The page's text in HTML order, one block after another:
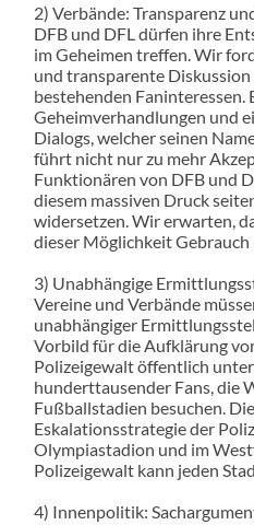
2) Verbände: Transparenz
DFB und DFL dürfen ihre
im Geheimen treffen. Wir
und transparente
bestehenden Faninteressen.
Geheimverhandlungen und
Dialogs, welcher seinen
führt nicht nur zu mehr
Funktionären von DFB und
diesem massiven Druck
widersetzen. Wir erwarten,
dieser Möglichkeit Gebrauch
3) Unabhängige
Vereine und Verbände
unabhängiger
Vorbild für die Aufklärung
Polizeigewalt öffentlich
hunderttausender Fans, die
Fußballstadien besuchen.
Eskalationsstrategie der
Olympiastadion und im
Polizeigewalt kann jeden
4) Innenpolitik: